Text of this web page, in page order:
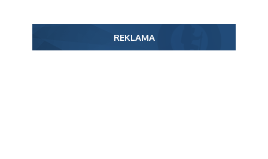
REKLAMA